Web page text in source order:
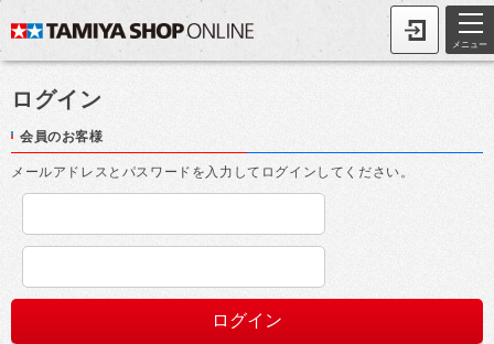
メニュー
ログイン
会員のお客様
メールアドレスとパスワードを入力してログインしてください。